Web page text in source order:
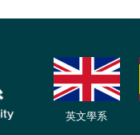
英文學系